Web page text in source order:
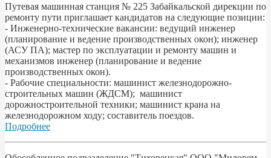
Путевая машинная станция № 225 Забайкальской дирекции по
ремонту пути приглашает кандидатов на следующие позиции:
- Инженерно-технические вакансии: ведущий инженер
(планирование и ведение производственных окон); инженер
(АСУ ПА); мастер по эксплуатации и ремонту машин и
механизмов инженер (планирование и ведение
производственных окон).
- Рабочие специальности: машинист железнодорожно-
строительных машин (ЖДСМ); машинист
дорожностроительной техники; машинист крана на
железнодорожном ходу; составитель поездов.
Подробнее